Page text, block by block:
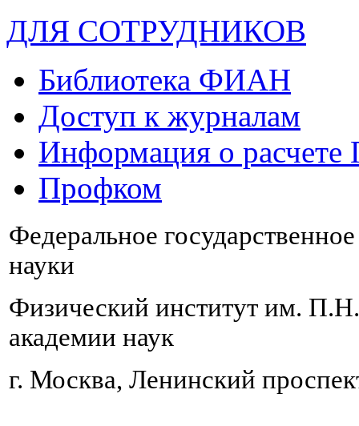
ДЛЯ СОТРУДНИКОВ
Библиотека ФИАН
Доступ к журналам
Информация о
Профком
Федеральное
науки
Физический институт им.
академии наук
г. Москва, Ленинский